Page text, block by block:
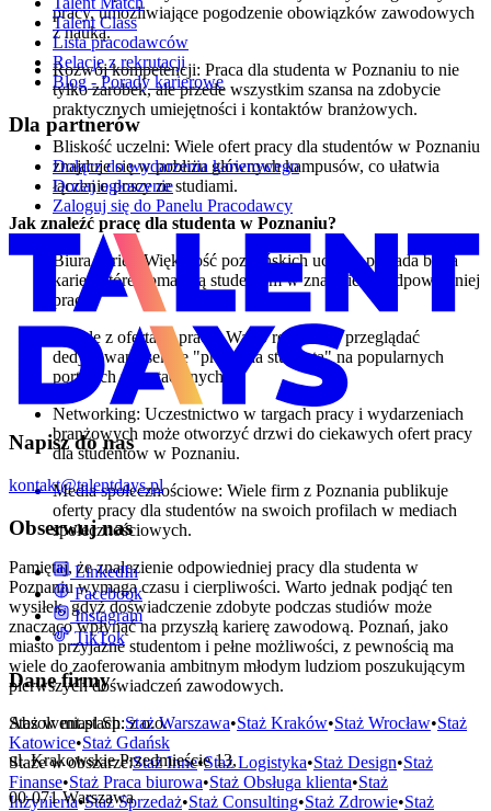
pracy, umożliwiające pogodzenie obowiązków zawodowych
z nauką.
Rozwój kompetencji: Praca dla studenta w Poznaniu to nie
tylko zarobek, ale przede wszystkim szansa na zdobycie
praktycznych umiejętności i kontaktów branżowych.
Bliskość uczelni: Wiele ofert pracy dla studentów w Poznaniu
znajduje się w pobliżu głównych kampusów, co ułatwia
łączenie pracy ze studiami.
Jak znaleźć pracę dla studenta w Poznaniu?
Biura karier: Większość poznańskich uczelni posiada biura
karier, które pomagają studentom w znalezieniu odpowiedniej
pracy.
Portale z ofertami pracy: Warto regularnie przeglądać
dedykowane sekcje "praca dla studenta" na popularnych
portalach rekrutacyjnych.
Networking: Uczestnictwo w targach pracy i wydarzeniach
branżowych może otworzyć drzwi do ciekawych ofert pracy
dla studentów w Poznaniu.
Media społecznościowe: Wiele firm z Poznania publikuje
oferty pracy dla studentów na swoich profilach w mediach
społecznościowych.
Pamiętaj, że znalezienie odpowiedniej pracy dla studenta w
Poznaniu wymaga czasu i cierpliwości. Warto jednak podjąć ten
wysiłek, gdyż doświadczenie zdobyte podczas studiów może
znacząco wpłynąć na przyszłą karierę zawodową. Poznań, jako
miasto przyjazne studentom i pełne możliwości, z pewnością ma
wiele do zaoferowania ambitnym młodym ludziom poszukującym
pierwszych doświadczeń zawodowych.
Staż w miastach:StażWarszawa•Staż Kraków•Staż Wrocław•Staż
Katowice•Staż Gdańsk
Staże w obszarze:StażInne•StażLogistyka•Staż Design•Staż
Finanse•Staż Praca biurowa•Staż Obsługa klienta•Staż
Inżynieria•StażSprzedaż•Staż Consulting•Staż Zdrowie•Staż
Talent Class
Lista pracodawców
Relacje z rekrutacji
Blog - Porady karierowe
Dla partnerów
Dołącz do wydarzenia karierowego
Dodaj ogłoszenie
Zaloguj się do Panelu Pracodawcy
Napisz do nas
kontakt@talentdays.pl
Obserwuj nas
LinkedIn
Facebook
Instagram
TikTok
Dane firmy
Absolvent.pl Sp. z o.o.
ul. Krakowskie Przedmieście 13,
00-071 Warszawa